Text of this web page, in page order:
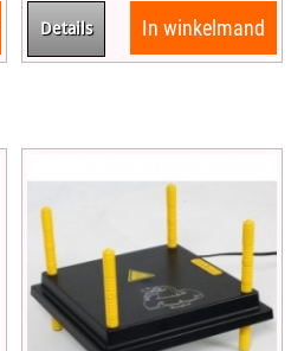
Details In winkelmand